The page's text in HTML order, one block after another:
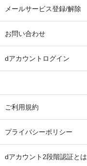
メールサービス登録/解除
お問い合わせ
dアカウントログイン
ご利用規約
プライバシーポリシー
dアカウント2段階認証とは